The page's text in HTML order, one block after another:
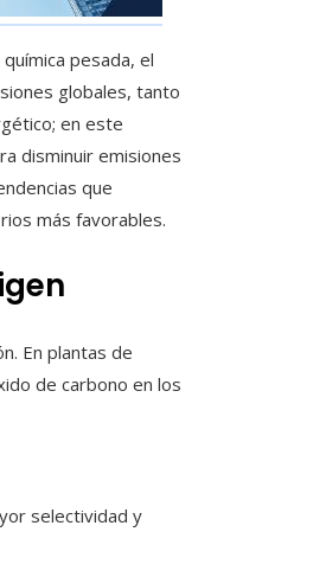
pesada, el
globales, tanto
en este
disminuir emisiones
que
más favorables.
En plantas de
de carbono en los
selectividad y